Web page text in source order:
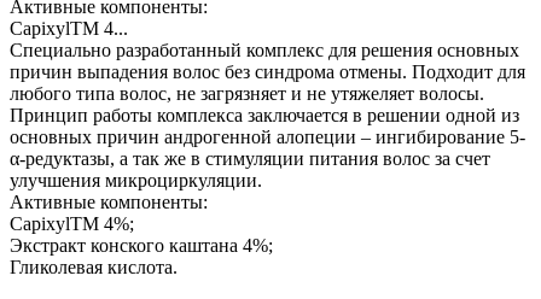
Активные компоненты:
CapixylTM 4...
Специально разработанный комплекс для решения основных
причин выпадения волос без синдрома отмены. Подходит для
любого типа волос, не загрязняет и не утяжеляет волосы.
Принцип работы комплекса заключается в решении одной из
основных причин андрогенной алопеции – ингибирование 5-
α-редуктазы, а так же в стимуляции питания волос за счет
улучшения микроциркуляции.
Активные компоненты:
CapixylTM 4%;
Экстракт конского каштана 4%;
Гликолевая кислота.